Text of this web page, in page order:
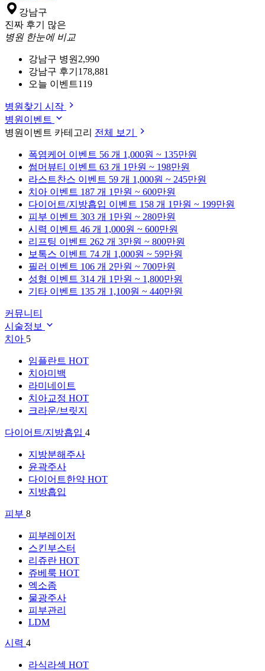
강남구
진짜 후기 많은
병원 한눈에 비교
강남구 병원 2,990
강남구 후기 178,881
오늘 이벤트119
병원찾기 시작
병원이벤트
병원이벤트 카테고리 전체 보기
폭염케어 이벤트 56 개 1,000원 ~ 135만원
썸머뷰티 이벤트 63 개 1만원 ~ 198만원
라스트찬스 이벤트 59 개 1,000원 ~ 245만원
치아 이벤트 187 개 1만원 ~ 600만원
다이어트/지방흡입 이벤트 158 개 1만원 ~ 199만원
피부 이벤트 303 개 1만원 ~ 280만원
시력 이벤트 46 개 1,000원 ~ 600만원
리프팅 이벤트 262 개 3만원 ~ 800만원
보톡스 이벤트 74 개 1,000원 ~ 59만원
필러 이벤트 106 개 2만원 ~ 700만원
성형 이벤트 314 개 1만원 ~ 1,800만원
기타 이벤트 135 개 1,100원 ~ 440만원
커뮤니티
시술정보
치아 5
임플란트 HOT
치아미백
라미네이트
치아교정 HOT
크라운/브릿지
다이어트/지방흡입 4
지방분해주사
윤곽주사
다이어트한약 HOT
지방흡입
피부 8
피부레이저
스킨부스터
리쥬란 HOT
쥬베룩 HOT
엑소좀
물광주사
피부관리
LDM
시력 4
라식라섹 HOT